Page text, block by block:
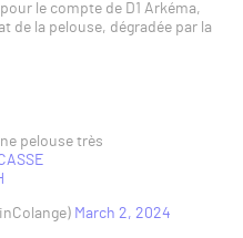
le compte de D1 Arkéma,
de la pelouse, dégradée par la
pelouse très
March 2, 2024